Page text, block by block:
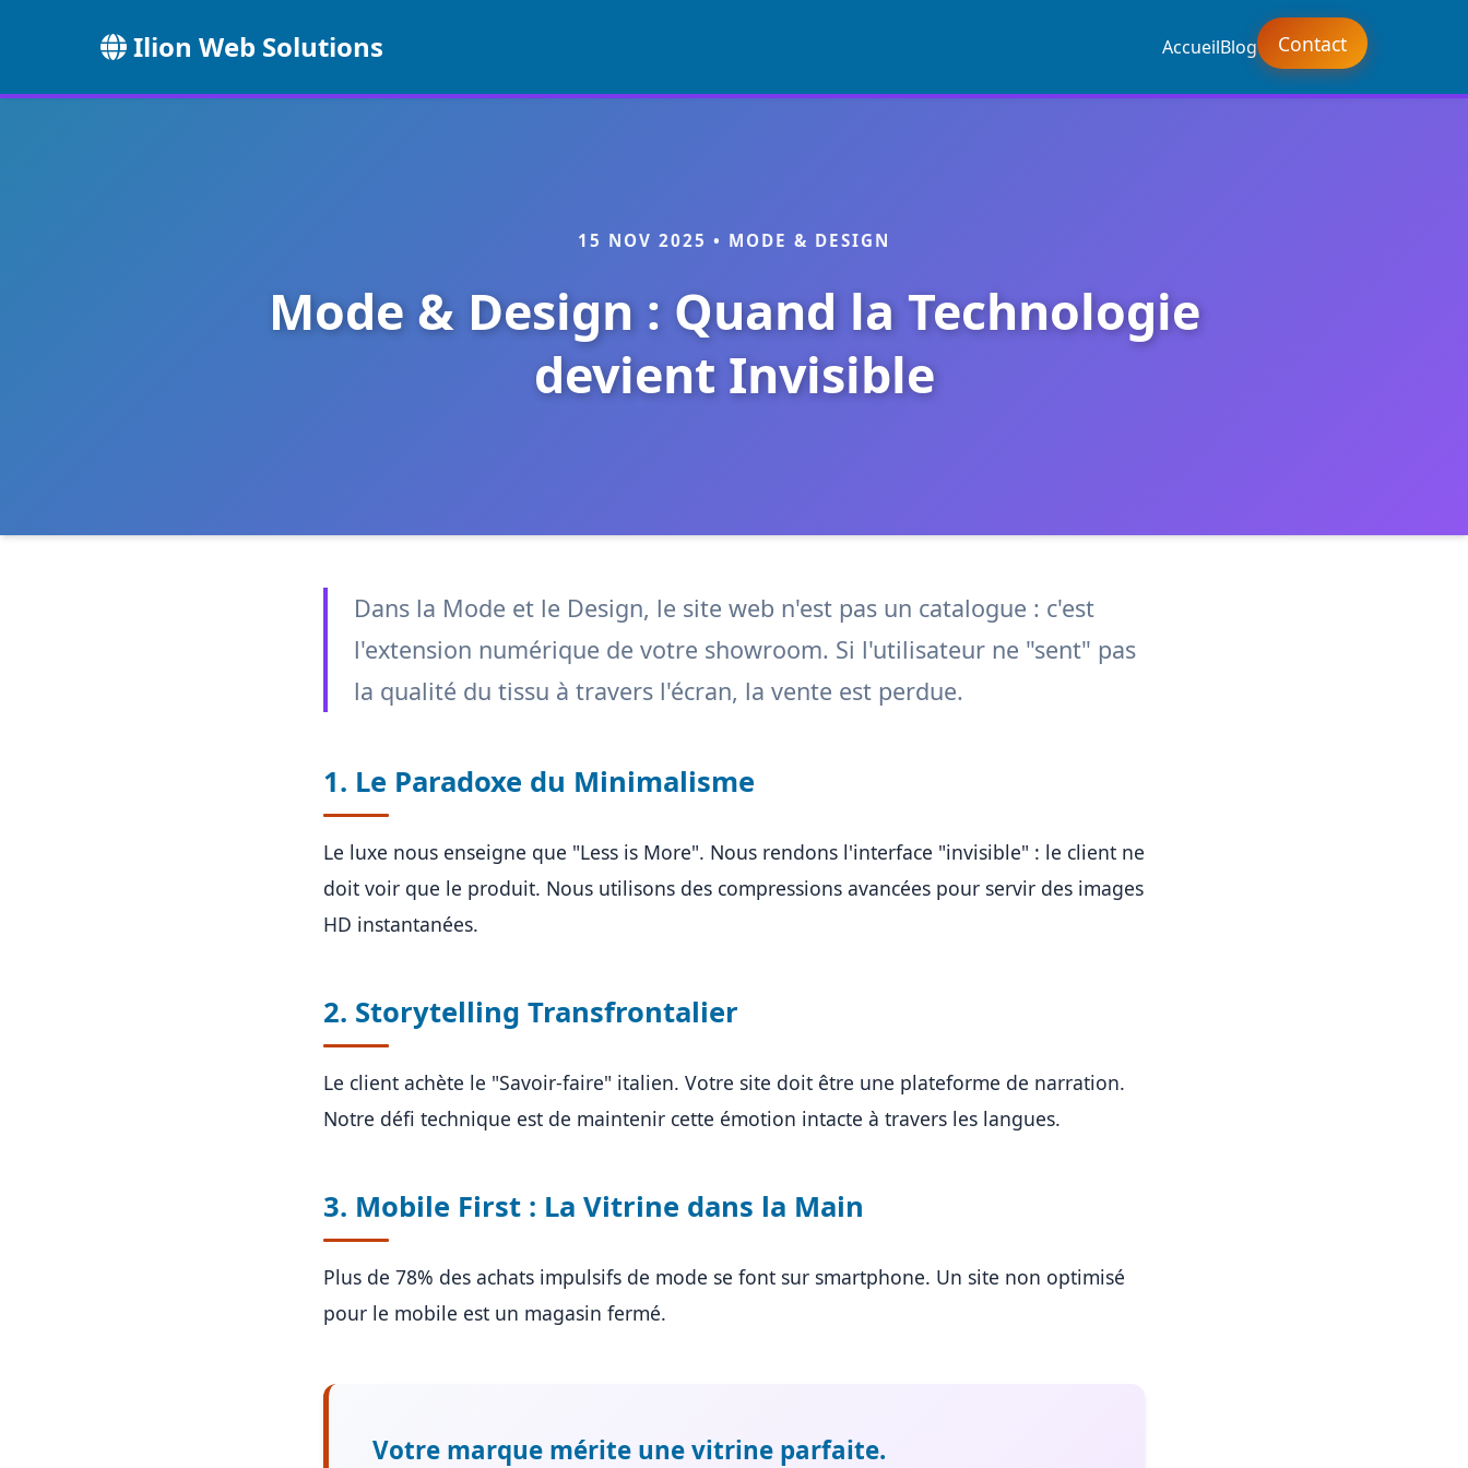
Ilion Web Solutions AccueilBlog Contact
15 NOV 2025 • MODE & DESIGN
Mode & Design : Quand la Technologie
devient Invisible
Dans la Mode et le Design, le site web n'est pas un catalogue : c'est
l'extension numérique de votre showroom. Si l'utilisateur ne "sent" pas
la qualité du tissu à travers l'écran, la vente est perdue.
1. Le Paradoxe du Minimalisme
Le luxe nous enseigne que "Less is More". Nous rendons l'interface "invisible" : le client ne
doit voir que le produit. Nous utilisons des compressions avancées pour servir des images
HD instantanées.
2. Storytelling Transfrontalier
Le client achète le "Savoir-faire" italien. Votre site doit être une plateforme de narration.
Notre défi technique est de maintenir cette émotion intacte à travers les langues.
3. Mobile First : La Vitrine dans la Main
Plus de 78% des achats impulsifs de mode se font sur smartphone. Un site non optimisé
pour le mobile est un magasin fermé.
Votre marque mérite une vitrine parfaite.